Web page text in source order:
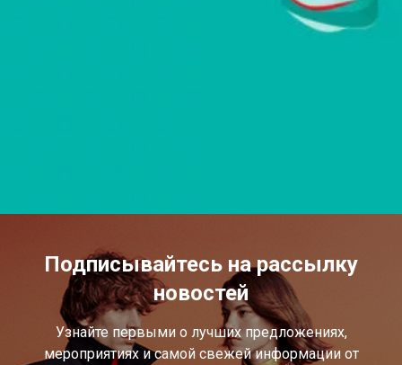
Подписывайтесь на рассылку
новостей
Узнайте первыми о лучших предложениях,
мероприятиях и самой свежей информации от